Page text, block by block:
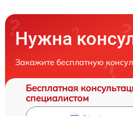
Нужна
Закажите бесплатную
Бесплатная
специалистом